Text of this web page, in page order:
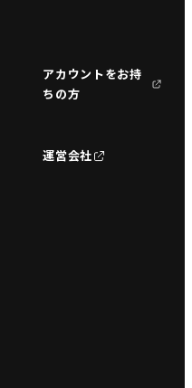
アカウントをお持
ちの方
運営会社